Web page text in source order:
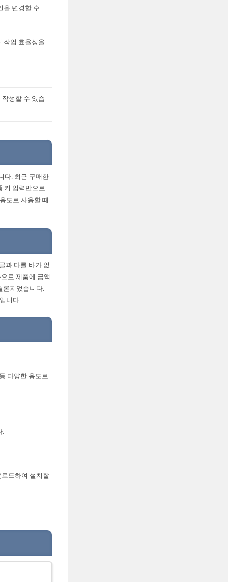
을 변경할 수
작업 효율성을
성할 수 있습
다. 최근 구매한
키 입력만으로
도로 사용할 때
과 다를 바가 없
로 제품에 금액
론지었습니다.
니다.
다양한 용도로
드하여 설치할